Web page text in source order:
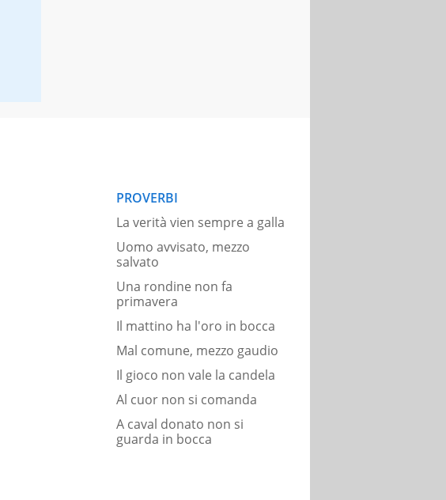
PROVERBI
La verità vien sempre a galla
Uomo avvisato, mezzo
salvato
Una rondine non fa
primavera
Il mattino ha l'oro in bocca
Mal comune, mezzo gaudio
Il gioco non vale la candela
Al cuor non si comanda
A caval donato non si
guarda in bocca